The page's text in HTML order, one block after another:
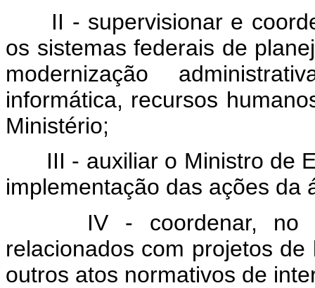
II - supervisionar e
os sistemas federais de
modernização
informática, recursos
Ministério;
III - auxiliar o Ministro de
implementação das ações da
IV - coordenar, no
relacionados com projetos
outros atos normativos de